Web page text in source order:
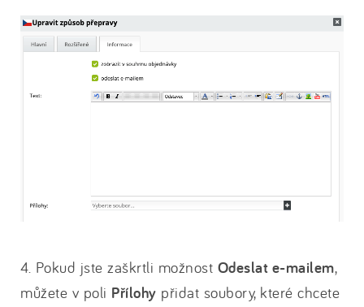
4. Pokud jste zaškrtli možnost Odeslat e-mailem,
můžete v poli Přílohy přidat soubory, které chcete